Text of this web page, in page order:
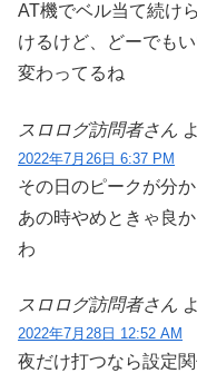
AT機でベル当て続け
けるけど、どーでもい
変わってるね
スロログ訪問者さん
2022年7月26日 6:37 PM
その日のピークが分
あの時やめときゃ良
わ
スロログ訪問者さん
2022年7月28日 12:52 AM
夜だけ打つなら設定